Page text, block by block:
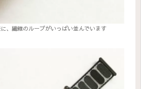
、繊維のループがいっぱい並んでいます